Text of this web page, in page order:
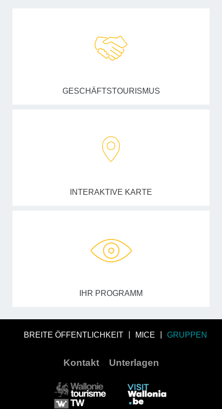
GESCHÄFTSTOURISMUS
INTERAKTIVE KARTE
IHR PROGRAMM
BREITE ÖFFENTLICHKEIT MICE GRUPPEN
Kontakt Unterlagen